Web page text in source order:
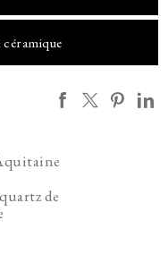
de